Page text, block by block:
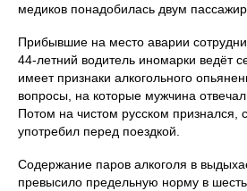
медиков понадобилась двум
Прибывшие на место аварии
44‑летний водитель иномарки ведёт
имеет признаки алкогольного
вопросы, на которые мужчина
Потом на чистом русском признался,
употребил перед поездкой.
Содержание паров алкоголя в
превысило предельную норму в